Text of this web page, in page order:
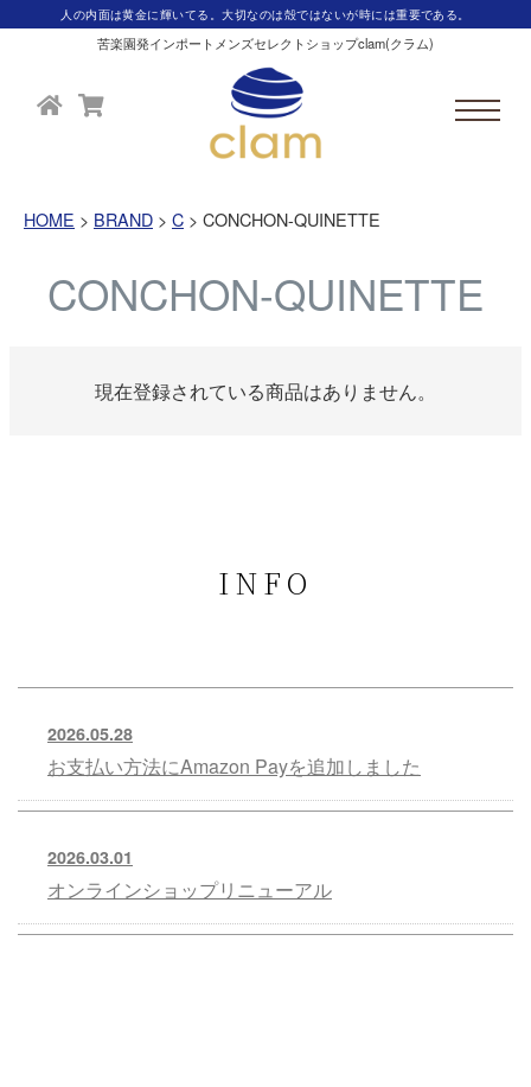
人の内面は黄金に輝いてる。大切なのは殻ではないが時には重要である。
苦楽園発インポートメンズセレクトショップclam(クラム)
HOME BRAND C CONCHON-QUINETTE
CONCHON-QUINETTE
現在登録されている商品はありません。
INFO
2026.05.28
お支払い方法にAmazon Payを追加しました
2026.03.01
オンラインショップリニューアル